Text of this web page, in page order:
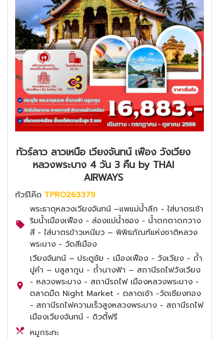
ทัวร์ลาว ลาวเหนือ เวียงจันทน์ เฟือง วังเวียง
หลวงพระบาง 4 วัน 3 คืน by THAI
AIRWAYS
ทัวร์โค๊ด TPRO263379
พระธาตุหลวงเวียงจันทน์ –แพแม่น้ำลีก - ใส่บาตรเช้า
ริมน้ำเมืองเฟือง - ล่องแม่น้ำซอง - น้ำตกตาดกวาง
สี - ใส่บาตรข้าวเหนียว – พิพิธภัณฑ์แห่งชาติหลวง
พระบาง - วัดสีเมือง
เวียงจันทน์ – ประตูชัย - เมืองเฟือง - วังเวียง - ถ้ำ
ปูคำ – บลูลากูน - ถ้ำนางฟ้า – สถานีรถไฟวังเวียง
- หลวงพระบาง - สถานีรถไฟ เมืองหลวงพระบาง -
ตลาดมืด Night Market - ตลาดเช้า -วัดเชียงทอง
- สถานีรถไฟความเร็วสูงหลวงพระบาง - สถานีรถไฟ
เมืองเวียงจันทน์ - ดิวตี้ฟรี
หมูกระทะ